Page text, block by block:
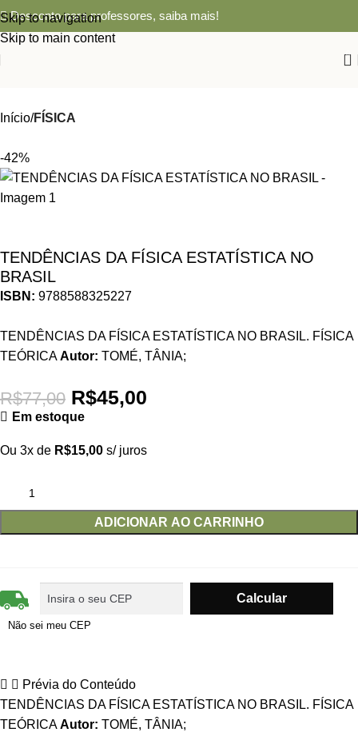
Skip to navigation
Skip to main content
Desconto para professores, saiba mais!
0
Início FÍSICA
-42%
TENDÊNCIAS DA FÍSICA ESTATÍSTICA NO
BRASIL
ISBN: 9788588325227
TENDÊNCIAS DA FÍSICA ESTATÍSTICA NO BRASIL. FÍSICA
TEÓRICAAutor: TOMÉ, TÂNIA;
R$77,00 R$45,00
Em estoque
Ou 3x de R$15,00 s/ juros
ADICIONAR AO CARRINHO
Não sei meu CEP
Prévia do Conteúdo
TENDÊNCIAS DA FÍSICA ESTATÍSTICA NO BRASIL. FÍSICA
TEÓRICAAutor: TOMÉ, TÂNIA;